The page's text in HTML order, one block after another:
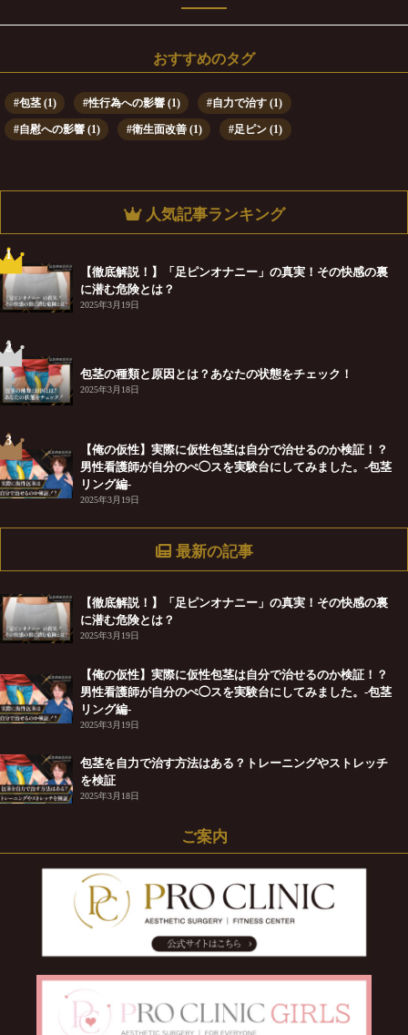
おすすめのタグ
包茎(1) 性行為への影響(1) 自力で治す(1)
自慰への影響(1) 衛生面改善(1) 足ピン(1)
人気記事ランキング
1
【徹底解説！】「足ピンオナニー」の真実！その快感の裏
に潜む危険とは？
2025年3月19日
2
包茎の種類と原因とは？あなたの状態をチェック！
2025年3月18日
3
【俺の仮性】実際に仮性包茎は自分で治せるのか検証！？
男性看護師が自分のぺ◯スを実験台にしてみました。-包茎
リング編-
2025年3月19日
最新の記事
【徹底解説！】「足ピンオナニー」の真実！その快感の裏
に潜む危険とは？
2025年3月19日
【俺の仮性】実際に仮性包茎は自分で治せるのか検証！？
男性看護師が自分のぺ◯スを実験台にしてみました。-包茎
リング編-
2025年3月19日
包茎を自力で治す方法はある？トレーニングやストレッチ
を検証
2025年3月18日
ご案内